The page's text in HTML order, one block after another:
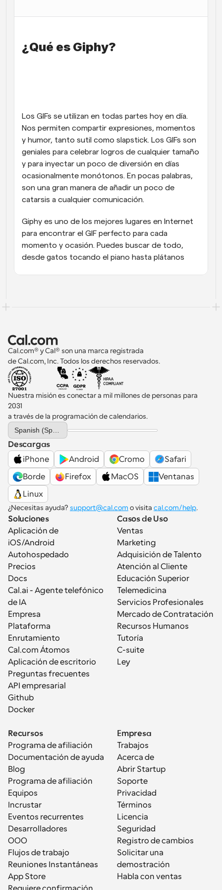
Flujos de trabajo
Blog
Reserva reuniones de forma fluida con varias personas
Recibe notificaciones cuando ocurra algo
¿Qué es Giphy?
Los GIFs se utilizan en todas partes hoy en día.
Nos permiten compartir expresiones, momentos
y humor, tanto sutil como slapstick. Los GIFs son
geniales para celebrar logros de cualquier tamaño
y para inyectar un poco de diversión en días
ocasionalmente monótonos. En pocas palabras,
son una gran manera de añadir un poco de
catarsis a cualquier comunicación.
Giphy es uno de los mejores lugares en Internet
para encontrar el GIF perfecto para cada
momento y ocasión. Puedes buscar de todo,
desde gatos tocando el piano hasta plátanos
Cal.com® y Cal® son una marca registrada
de Cal.com, Inc. Todos los derechos reservados.
Nuestra misión es conectar a mil millones de personas para
2031
a través de la programación de calendarios.
Select Language
Descargas
iPhone
Android Cromo
Safari
Borde
Firefox MacOS
Ventanas
Linux
¿Necesitas ayuda? support@cal.com o visita cal.com/help.
Soluciones
Aplicación de
iOS/Android
Autohospedado
Precios
Docs
Cal.ai - Agente telefónico
de IA
Empresa
Plataforma
Enrutamiento
Cal.com Átomos
Aplicación de escritorio
Preguntas frecuentes
API empresarial
Github
Docker
Casos de Uso
Ventas
Marketing
Adquisición de Talento
Atención al Cliente
Educación Superior
Telemedicina
Servicios Profesionales
Mercado de Contratación
Recursos Humanos
Tutoría
C-suite
Ley
Recursos
Programa de afiliación
Documentación de ayuda
Blog
Programa de afiliación
Equipos
Incrustar
Eventos recurrentes
Desarrolladores
OOO
Flujos de trabajo
Reuniones Instantáneas
App Store
Empresa
Trabajos
Acerca de
Abrir Startup
Soporte
Privacidad
Términos
Licencia
Seguridad
Registro de cambios
Solicitar una
demostración
Habla con ventas